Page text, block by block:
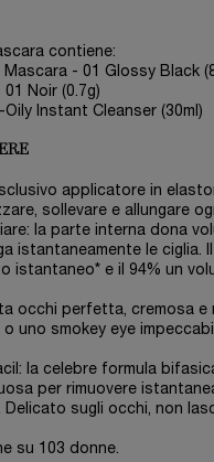
contiene:
Mascara - 01 Glossy Black
01 Noir (0.7g)
Oily Instant Cleanser (30ml)
applicatore in
sollevare e allungare
la parte interna dona
istantaneamente le ciglia.
istantaneo* e il 94% un
occhi perfetta, cremosa
uno smokey eye
la celebre formula
per rimuovere
sugli occhi, non
su 103 donne.